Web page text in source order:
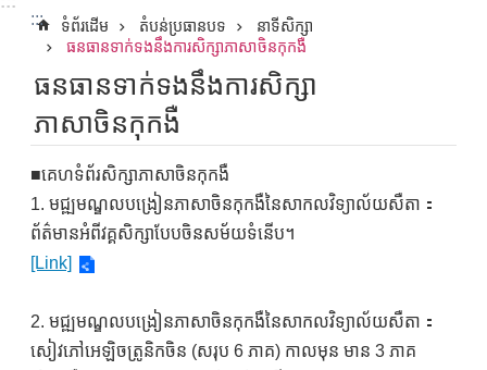
:::
ទំព័រដើម តំបន់ប្រធានបទ
នាទីសិក្សា
ធនធានទាក់ទងនឹងការសិក្សាភាសាចិនកុកងឺ
ធនធានទាក់ទងនឹងការសិក្សា
ភាសាចិនកុកងឺ
■គេហទំព័រសិក្សាភាសាចិនកុកងឺ
1. មជ្ឍមណ្ឌលបង្រៀនភាសាចិនកុកងឺនៃសាកលវិទ្យាល័យសឺតា：
ព័ត៌មានអំពីវគ្គសិក្សាបែបចិនសម័យទំនើប។
[Link]
2. មជ្ឍមណ្ឌលបង្រៀនភាសាចិនកុកងឺនៃសាកលវិទ្យាល័យសឺតា：
សៀវភៅអេឡិចត្រូនិកចិន (សរុប 6 ភាគ) កាលមុន មាន 3 ភាគ